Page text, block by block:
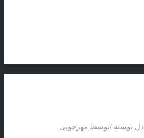
دل نوشته /توسط مهرجویی